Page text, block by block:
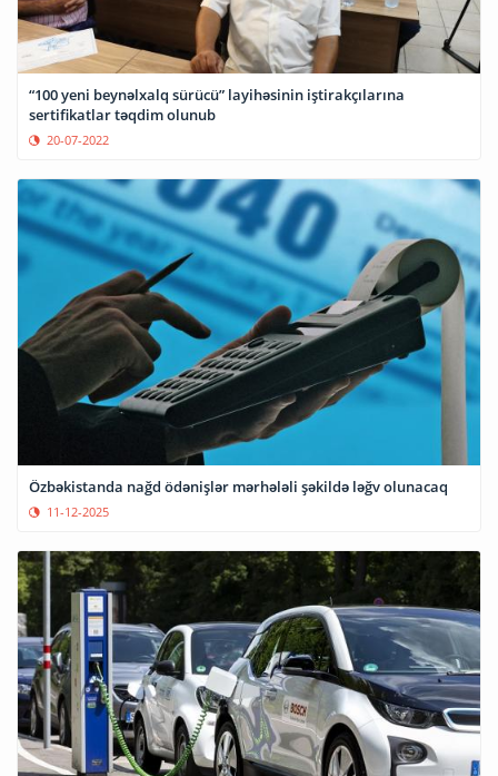
“100 yeni beynəlxalq sürücü” layihəsinin iştirakçılarına
sertifikatlar təqdim olunub
20-07-2022
Özbəkistanda nağd ödənişlər mərhələli şəkildə ləğv olunacaq
11-12-2025